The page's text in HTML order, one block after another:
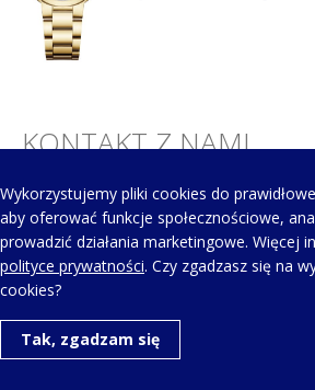
KONTAKT Z NAMI
Telefon kontaktowy:
+48 123 454
Napisz do nas:
aero@aerowatch.pl
Wykorzystujemy pliki cookies do
aby oferować funkcje społecznościowe,
prowadzić działania marketingowe. Więcej
polityce prywatności. Czy zgadzasz się na
cookies?
Tak, zgadzam się